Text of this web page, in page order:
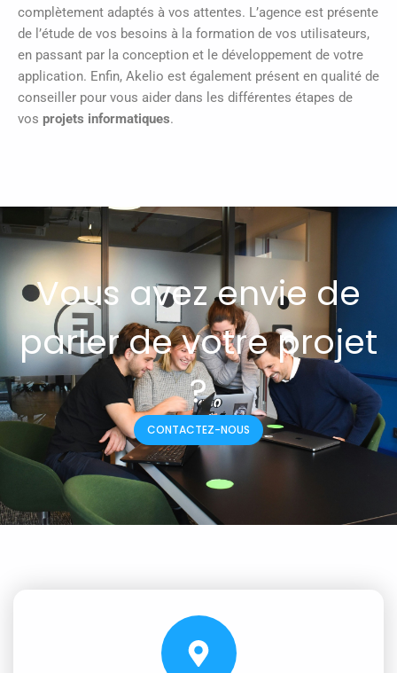
complètement adaptés à vos attentes. L’agence est présente
de l’étude de vos besoins à la formation de vos utilisateurs,
en passant par la conception et le développement de votre
application. Enfin, Akelio est également présent en qualité de
conseiller pour vous aider dans les différentes étapes de
vos projets informatiques.
Vous avez envie de
parler de votre projet
?
CONTACTEZ-NOUS